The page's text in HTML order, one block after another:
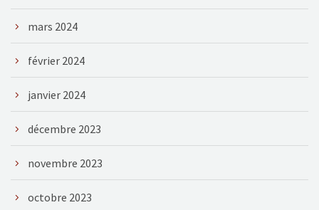
mars 2024
février 2024
janvier 2024
décembre 2023
novembre 2023
octobre 2023